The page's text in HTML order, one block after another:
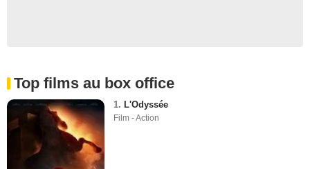
Top films au box office
1. L'Odyssée
Film - Action